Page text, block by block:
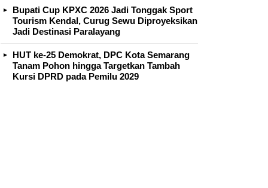
Bupati Cup KPXC 2026 Jadi Tonggak Sport
Tourism Kendal, Curug Sewu Diproyeksikan
Jadi Destinasi Paralayang
HUT ke-25 Demokrat, DPC Kota Semarang
Tanam Pohon hingga Targetkan Tambah
Kursi DPRD pada Pemilu 2029